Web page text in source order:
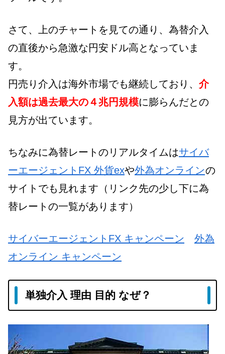
さて、上のチャートを見ての通り、為替介入
の直後から急激な円安ドル高となっていま
す。
円売り介入は海外市場でも継続しており、 介
入額は過去最大の４兆円規模に膨らんだとの
見方が出ています。
ちなみに為替レートのリアルタイムはサイバ
ーエージェントFX 外貨exや外為オンラインの
サイトでも見れます（リンク先の少し下に為
替レートの一覧があります）
サイバーエージェントFX キャンペーン
外為
オンライン キャンペーン
単独介入 理由 目的 なぜ？